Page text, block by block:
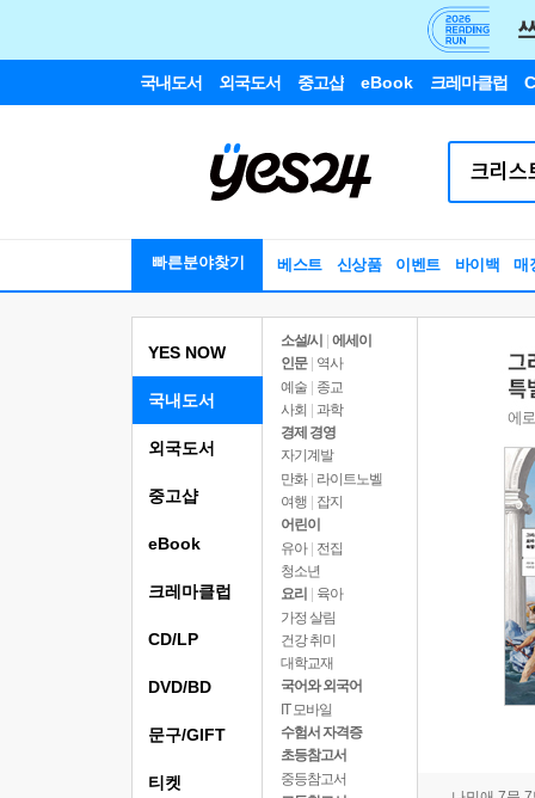
국내도서 외국도서 중고샵 eBook 크레마클럽
빠른분야찾기 베스트 신상품 이벤트 바이백 매
YES NOW
국내도서
소설/시
에세이
인문
역사
예술 | 종교
사회 | 과학
경제 경영
자기계발
만화 | 라이트노벨
여행
잡지
어린이
유아 | 전집
청소년
요리
육아
가정 살림
건강 취미
대학교재
국어와 외국어
IT 모바일
수험서 자격증
초등참고서
중등참고서
외국도서
중고샵
eBook
크레마클럽
CD/LP
DVD/BD
문구/GIFT
티켓